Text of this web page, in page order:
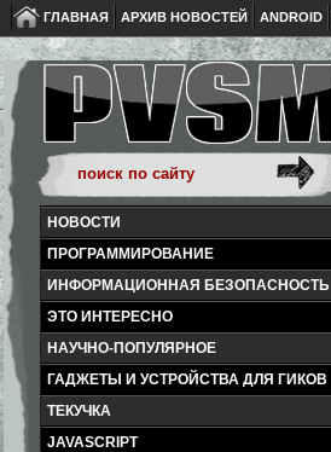
ГЛАВНАЯ АРХИВ НОВОСТЕЙ ANDROID
НОВОСТИ
ПРОГРАММИРОВАНИЕ
ИНФОРМАЦИОННАЯ БЕЗОПАСНОСТЬ
ЭТО ИНТЕРЕСНО
НАУЧНО-ПОПУЛЯРНОЕ
ГАДЖЕТЫ И УСТРОЙСТВА ДЛЯ ГИКОВ
ТЕКУЧКА
JAVASCRIPT